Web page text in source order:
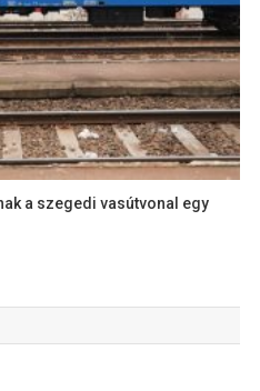
a szegedi vasútvonal egy